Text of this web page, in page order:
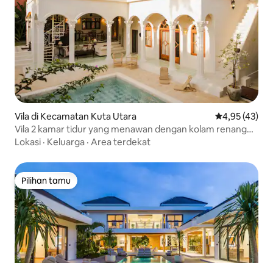
Vila di Kecamatan Kuta Utara Nilai rata-rata
4,95 (43)
Vila 2 kamar tidur yang menawan dengan kolam renang
pribadi
Lokasi · Keluarga · Area terdekat
Pilihan tamu
Pilihan tamu